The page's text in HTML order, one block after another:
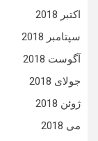
اکتبر 2018
سپتامبر 2018
آگوست 2018
جولای 2018
ژوئن 2018
می 2018